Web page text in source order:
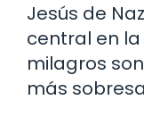
Jesús de
central en la
milagros
más